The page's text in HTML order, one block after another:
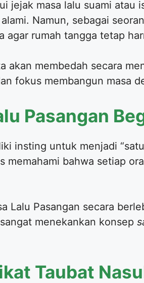
jejak masa lalu suami atau
Namun, sebagai
agar rumah tangga tetap
akan membedah secara
fokus membangun masa
Pasangan
insting untuk menjadi
memahami bahwa setiap
Lalu Pasangan secara
menekankan konsep
Taubat